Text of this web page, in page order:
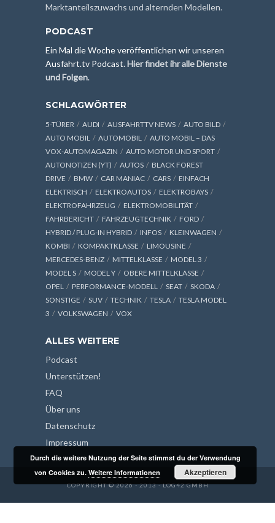
Marktanteilszuwachs und alternden Modellen.
PODCAST
Ein Mal die Woche veröffentlichen wir unseren
Ausfahrt.tv Podcast.Hier findet ihr alle Dienste
und Folgen.
SCHLAGWÖRTER
5-TÜRER AUDI AUSFAHRTTV NEWS
AUTO BILD
AUTO MOBIL
AUTOMOBIL
AUTO MOBIL – DAS
VOX-AUTOMAGAZIN
AUTO MOTOR UND SPORT
AUTONOTIZEN (YT)
AUTOS
BLACK FOREST
DRIVE
BMW CAR MANIAC CARS
EINFACH
ELEKTRISCH
ELEKTROAUTOS
ELEKTROBAYS
ELEKTROFAHRZEUG
ELEKTROMOBILITÄT
FAHRBERICHT
FAHRZEUGTECHNIK
FORD
HYBRID / PLUG-IN HYBRID
INFOS
KLEINWAGEN
KOMBI
KOMPAKTKLASSE
LIMOUSINE
MERCEDES-BENZ
MITTELKLASSE
MODEL 3
MODEL S
MODEL Y
OBERE MITTELKLASSE
OPEL
PERFORMANCE-MODELL SEAT
SKODA
SONSTIGE
SUV TECHNIK TESLA
TESLA MODEL
3
VOLKSWAGEN VOX
ALLES WEITERE
Podcast
Unterstützen!
FAQ
Über uns
Datenschutz
Impressum
COPYRIGHT © 2026 - 2013 - LOG42 GMBH
Durch die weitere Nutzung der Seite stimmst du der Verwendung
von Cookies zu.Weitere Informationen Akzeptieren